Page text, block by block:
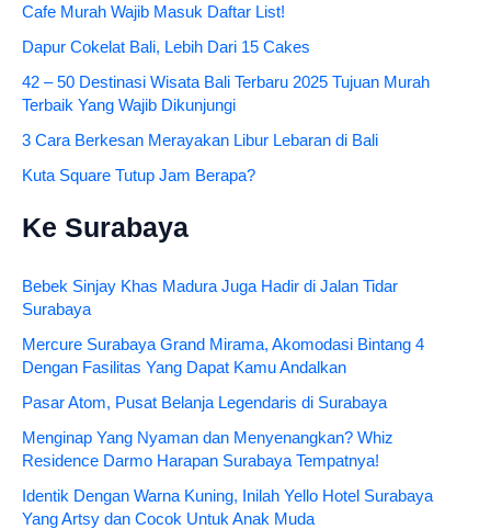
Cafe Murah Wajib Masuk Daftar List!
Dapur Cokelat Bali, Lebih Dari 15 Cakes
42 – 50 Destinasi Wisata Bali Terbaru 2025 Tujuan Murah
Terbaik Yang Wajib Dikunjungi
3 Cara Berkesan Merayakan Libur Lebaran di Bali
Kuta Square Tutup Jam Berapa?
Ke Surabaya
Bebek Sinjay Khas Madura Juga Hadir di Jalan Tidar
Surabaya
Mercure Surabaya Grand Mirama, Akomodasi Bintang 4
Dengan Fasilitas Yang Dapat Kamu Andalkan
Pasar Atom, Pusat Belanja Legendaris di Surabaya
Menginap Yang Nyaman dan Menyenangkan? Whiz
Residence Darmo Harapan Surabaya Tempatnya!
Identik Dengan Warna Kuning, Inilah Yello Hotel Surabaya
Yang Artsy dan Cocok Untuk Anak Muda